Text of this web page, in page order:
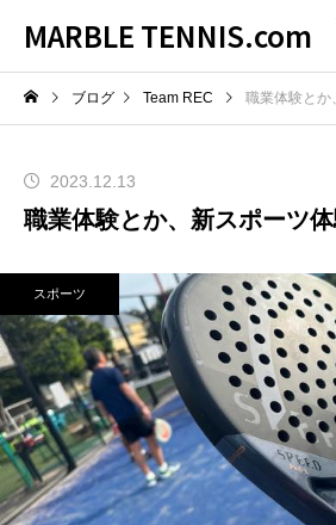
MARBLE TENNIS.com
ブログ Team REC 職業体験とか
2023.12.13
職業体験とか、新スポーツ体
スポーツ